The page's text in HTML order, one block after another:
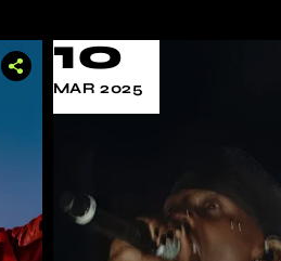
10
MAR 2025